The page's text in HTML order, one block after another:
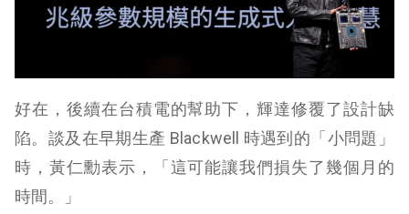
好在，後續在台積電的幫助下，輝達修覆了設計缺
陷。談及在早期生產 Blackwell 時遇到的「小問題」
時，黃仁勳表示，「這可能讓我們損失了幾個月的
時間。」